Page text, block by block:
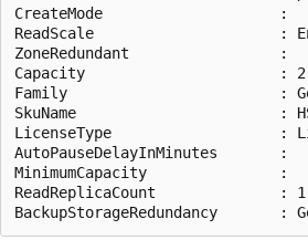
CreateMode                    :
ReadScale                     :
ZoneRedundant                 :
Capacity                      : 2
Family                        :
SkuName                       :
LicenseType                   :
AutoPauseDelayInMinutes       :
MinimumCapacity               :
ReadReplicaCount              : 1